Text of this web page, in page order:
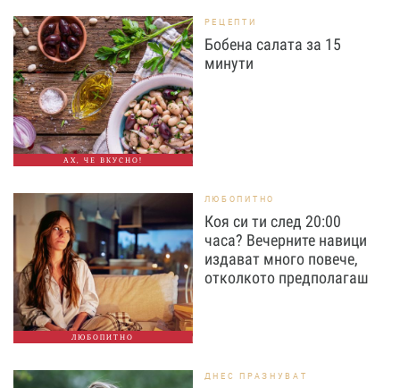
АХ, ЧЕ ВКУСНО!
РЕЦЕПТИ
Бобена салата за 15
минути
ЛЮБОПИТНО
ЛЮБОПИТНО
Коя си ти след 20:00
часа? Вечерните навици
издават много повече,
отколкото предполагаш
ДНЕС ПРАЗНУВАТ